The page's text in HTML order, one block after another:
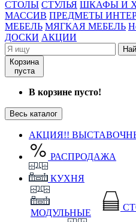
СТОЛЫ СТУЛЬЯ ШКАФЫ И
МАССИВ ПРЕДМЕТЫ
МЕБЕЛЬ МЯГКАЯ МЕБЕЛЬ
ДОСКИ АКЦИИ
Корзина
пуста
В корзине пусто!
Весь каталог
АКЦИЯ!!
РАСПРОДАЖА
КУХНЯ
МОДУЛЬНЫЕ